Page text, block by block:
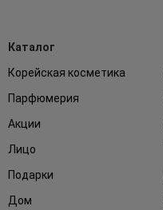
Каталог
Корейская косметика
Парфюмерия
Акции
Лицо
Подарки
Дом